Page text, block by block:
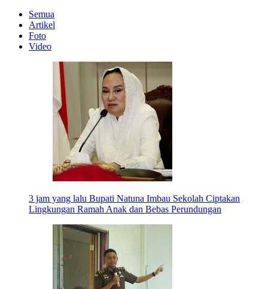
Semua
Artikel
Foto
Video
3 jam yang lalu Bupati Natuna Imbau Sekolah Ciptakan
Lingkungan Ramah Anak dan Bebas Perundungan